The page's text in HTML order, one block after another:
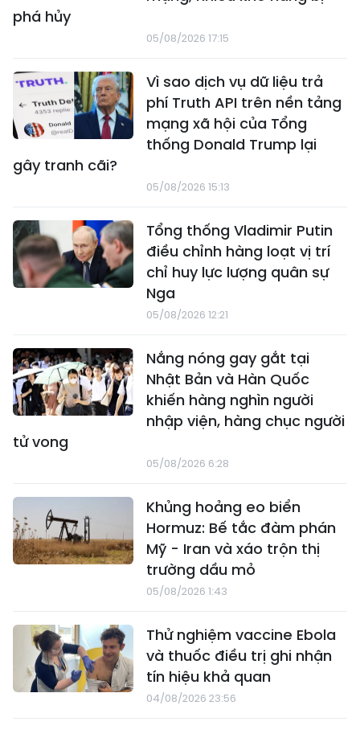
phá hủy
05/08/2026 17:15
Vì sao dịch vụ dữ liệu trả
phí Truth API trên nền tảng
mạng xã hội của Tổng
thống Donald Trump lại
gây tranh cãi?
05/08/2026 15:13
Tổng thống Vladimir Putin
điều chỉnh hàng loạt vị trí
chỉ huy lực lượng quân sự
Nga
05/08/2026 12:21
Nắng nóng gay gắt tại
Nhật Bản và Hàn Quốc
khiến hàng nghìn người
nhập viện, hàng chục người
tử vong
05/08/2026 6:28
Khủng hoảng eo biển
Hormuz: Bế tắc đàm phán
Mỹ - Iran và xáo trộn thị
trường dầu mỏ
05/08/2026 1:43
Thử nghiệm vaccine Ebola
và thuốc điều trị ghi nhận
tín hiệu khả quan
04/08/2026 23:56